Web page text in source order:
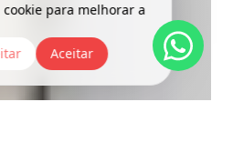
cookie para melhorar a
Aceitar